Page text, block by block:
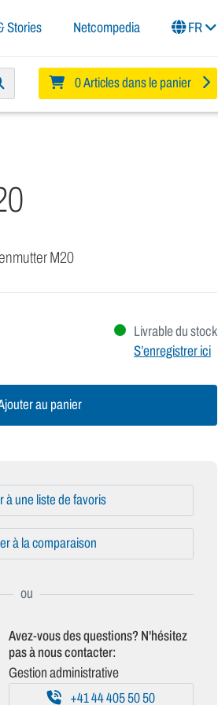
Stories Netcompedia FR
0 Articles dans le panier
M20
Livrable du stock
S’enregistrer ici
au panier
à une liste de favoris
à la comparaison
Avez-vous des questions? N'hésitez
pas à nous contacter:
Gestion administrative
+41 44 405 50 50